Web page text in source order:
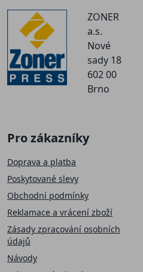
ZONER
a.s.
Nové
sady 18
602 00
Brno
Pro zákazníky
Doprava a platba
Poskytované slevy
Obchodní podmínky
Reklamace a vrácení zboží
Zásady zpracování osobních
údajů
Návody